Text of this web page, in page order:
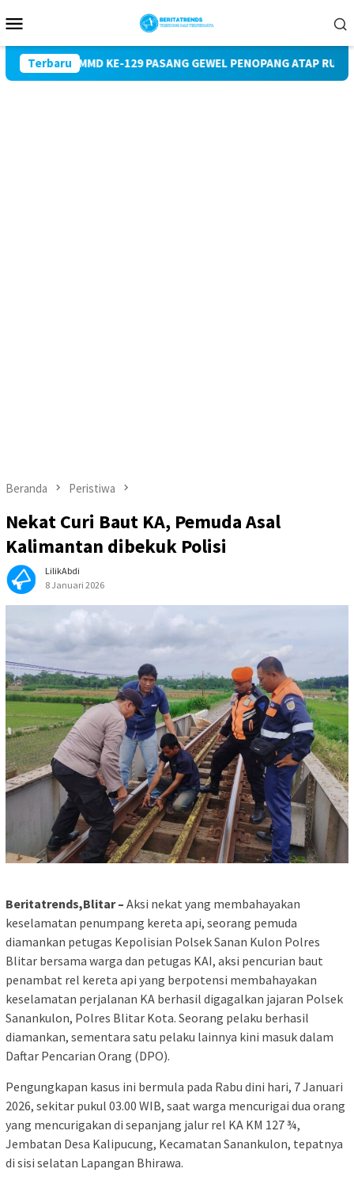
ke
Mobile
Terbaru
TMMD KE-129 PASANG GEWEL PENOPANG ATAP RUMAH
Beranda Peristiwa
Nekat Curi Baut KA, Pemuda Asal
Kalimantan dibekuk Polisi
LilikAbdi
8 Januari 2026
Beritatrends,Blitar – Aksi nekat yang membahayakan
keselamatan penumpang kereta api, seorang pemuda
diamankan petugas Kepolisian Polsek Sanan Kulon Polres
Blitar bersama warga dan petugas KAI, aksi pencurian baut
penambat rel kereta api yang berpotensi membahayakan
keselamatan perjalanan KA berhasil digagalkan jajaran Polsek
Sanankulon, Polres Blitar Kota. Seorang pelaku berhasil
diamankan, sementara satu pelaku lainnya kini masuk dalam
Daftar Pencarian Orang (DPO).
Pengungkapan kasus ini bermula pada Rabu dini hari, 7 Januari
2026, sekitar pukul 03.00 WIB, saat warga mencurigai dua orang
yang mencurigakan di sepanjang jalur rel KA KM 127 ¾,
Jembatan Desa Kalipucung, Kecamatan Sanankulon, tepatnya
di sisi selatan Lapangan Bhirawa.